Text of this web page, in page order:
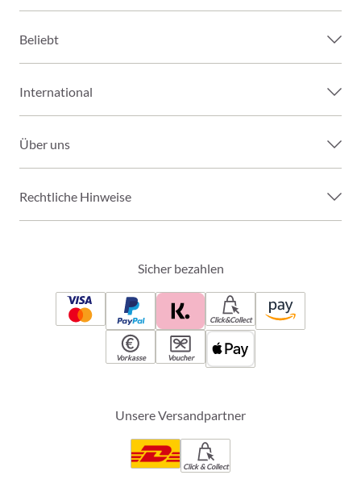
Beliebt
International
Über uns
Rechtliche Hinweise
Sicher bezahlen
Click&Collect
Vorkasse Voucher
Unsere Versandpartner
Click & Collect